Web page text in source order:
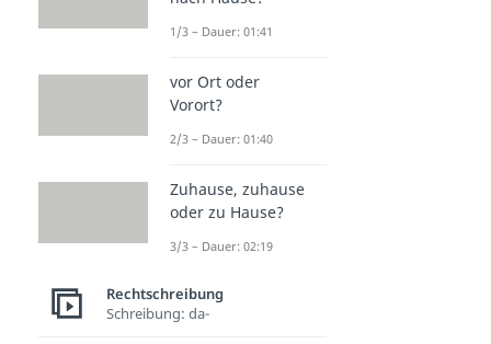
1/3 – Dauer: 01:41
vor Ort oder
Vorort?
2/3 – Dauer: 01:40
Zuhause, zuhause
oder zu Hause?
3/3 – Dauer: 02:19
Rechtschreibung
Schreibung: da-